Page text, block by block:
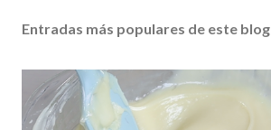
Entradas más populares de este blog